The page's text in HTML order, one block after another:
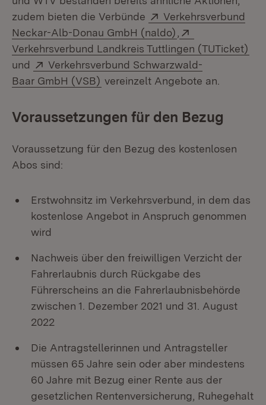
zudem bieten die Verbünde
Extern:
Verkehrsverbund
Neckar-Alb-Donau GmbH (naldo) (Öffnet in neuem
Verkehrsverbund Landkreis Tuttlingen (TUTicket)
und
Extern:
Verkehrsverbund Schwarzwald-
Baar GmbH (VSB) (Öffnet in neuem Fenster)
vereinzelt Angebote an.
Voraussetzungen für den Bezug
Voraussetzung für den Bezug des kostenlosen
Abos sind:
Erstwohnsitz im Verkehrsverbund, in dem das
kostenlose Angebot in Anspruch genommen
wird
Nachweis über den freiwilligen Verzicht der
Fahrerlaubnis durch Rückgabe des
Führerscheins an die Fahrerlaubnisbehörde
zwischen 1. Dezember 2021 und 31. August
2022
Die Antragstellerinnen und Antragsteller
müssen 65 Jahre sein oder aber mindestens
60 Jahre mit Bezug einer Rente aus der
gesetzlichen Rentenversicherung, Ruhegehalt